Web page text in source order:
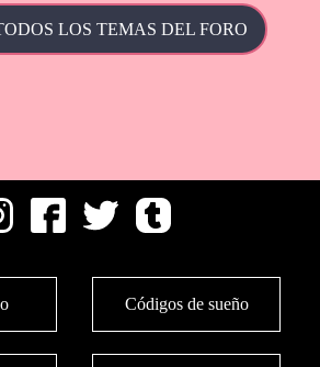
LOS TEMAS DEL FORO
Códigos de sueño